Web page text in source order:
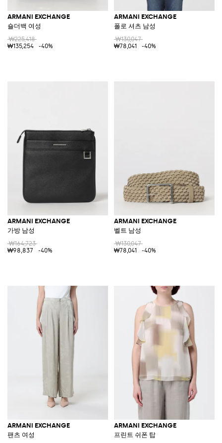
ARMANI EXCHANGE
숄더백 여성
₩225,418
₩135,254
-40%
ARMANI EXCHANGE
폴로 셔츠 남성
₩130,047
₩78,041
-40%
ARMANI EXCHANGE
가방 남성
₩164,723
₩98,837
-40%
ARMANI EXCHANGE
벨트 남성
₩130,047
₩78,041
-40%
ARMANI EXCHANGE
팬츠 여성
ARMANI EXCHANGE
프린트 쉬폰 탑